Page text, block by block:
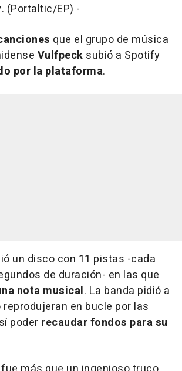
(Portaltic/EP) -
que el grupo de música
Vulfpeck subió a Spotify
por la plataforma.
un disco con 11 pistas -cada
de duración- en las que
nota musical. La banda pidió a
en bucle por las
poder recaudar fondos para su